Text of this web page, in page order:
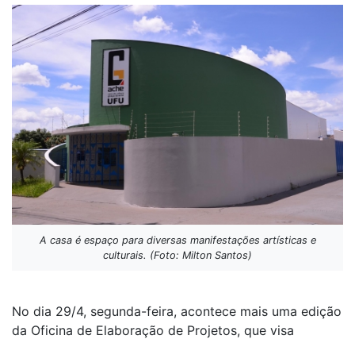
A casa é espaço para diversas manifestações artísticas e
culturais. (Foto: Milton Santos)
No dia 29/4, segunda-feira, acontece mais uma edição
da Oficina de Elaboração de Projetos, que visa